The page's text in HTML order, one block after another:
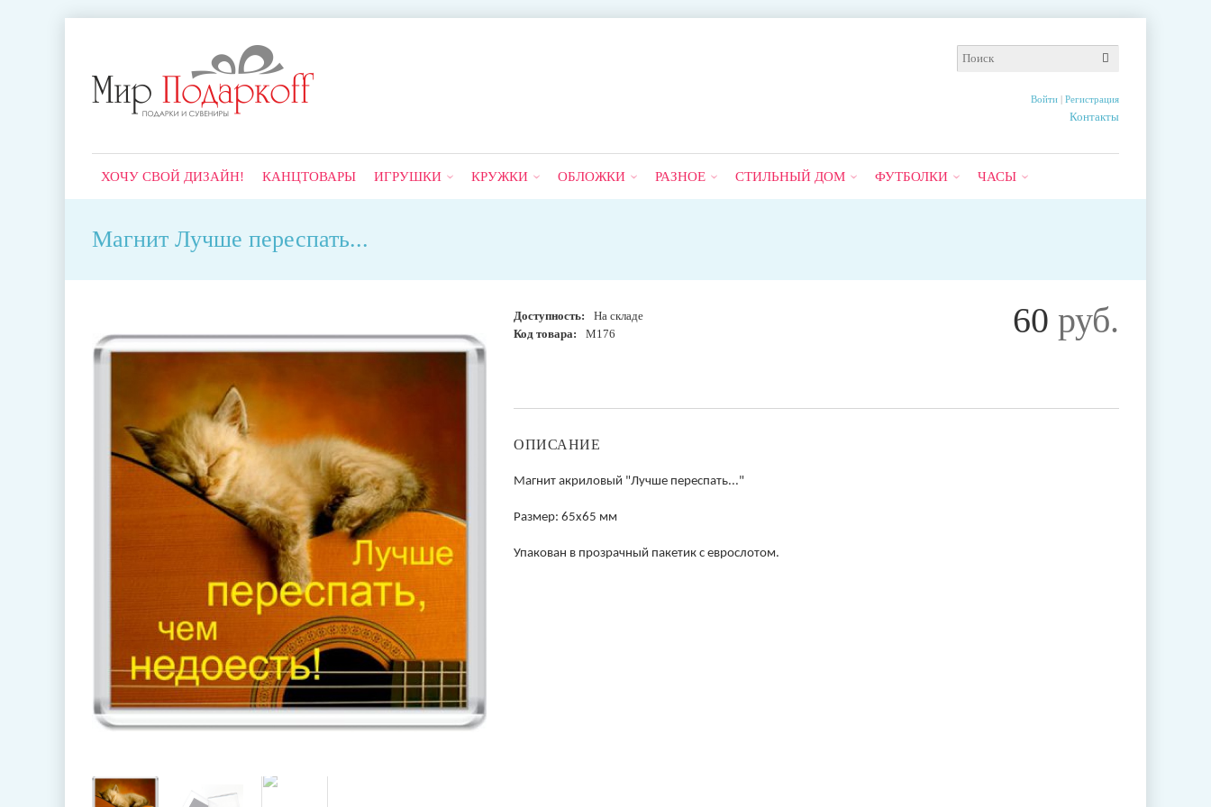
Войти| Регистрация
Контакты
ХОЧУ СВОЙ ДИЗАЙН! КАНЦТОВАРЫ ИГРУШКИ КРУЖКИ ОБЛОЖКИ РАЗНОЕ СТИЛЬНЫЙ ДОМ ФУТБОЛКИ ЧАСЫ
Магнит Лучше переспать...
60 руб.
Доступность:
На складе
Код товара:
М176
ОПИСАНИЕ
Магнит акриловый "Лучше переспать..."
Размер: 65х65 мм
Упакован в прозрачный пакетик с еврослотом.